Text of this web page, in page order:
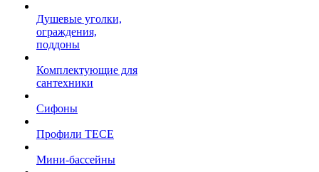
Душевые уголки,
ограждения,
поддоны
Комплектующие для
сантехники
Сифоны
Профили TECE
Мини-бассейны